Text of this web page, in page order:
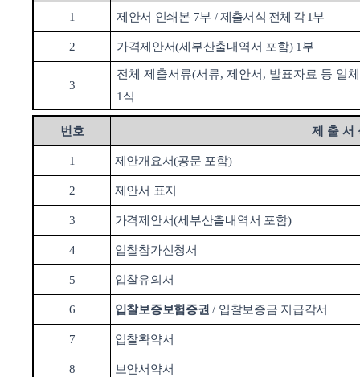
1 제안서 인쇄본 7부 /제출서식 전체 각1부
2 가격제안서(세부산출내역서 포함) 1 부
3
전체 제출서류(서류, 제안서, 발표자료 등 일
1식
번호 제 출 서
1 제안개요서(공문 포함)
2 제안서 표지
3 가격제안서(세부산출내역서 포함)
4 입찰참가신청서
5 입찰유의서
6 입찰보증보험증권 / 입찰보증금 지급각서
7 입찰확약서
8 보안서약서